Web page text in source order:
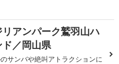
アンパーク鷲羽山ハ
／岡山県
サンバや絶叫アトラクションに